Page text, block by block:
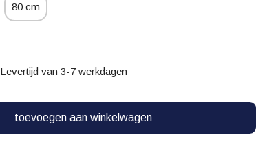
80 cm
Levertijd van 3-7 werkdagen
toevoegen aan winkelwagen